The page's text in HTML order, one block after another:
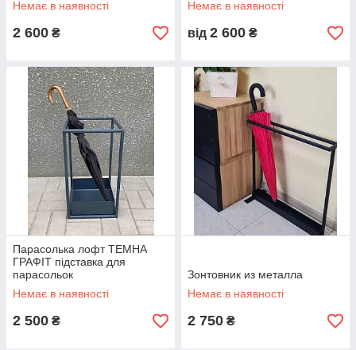
Немає в наявності
2 600 ₴
Немає в наявності
від 2 600 ₴
Парасолька лофт ТЕМНА
ГРАФІТ підставка для
парасольок
Немає в наявності
2 500 ₴
Зонтовник из металла
Немає в наявності
2 750 ₴